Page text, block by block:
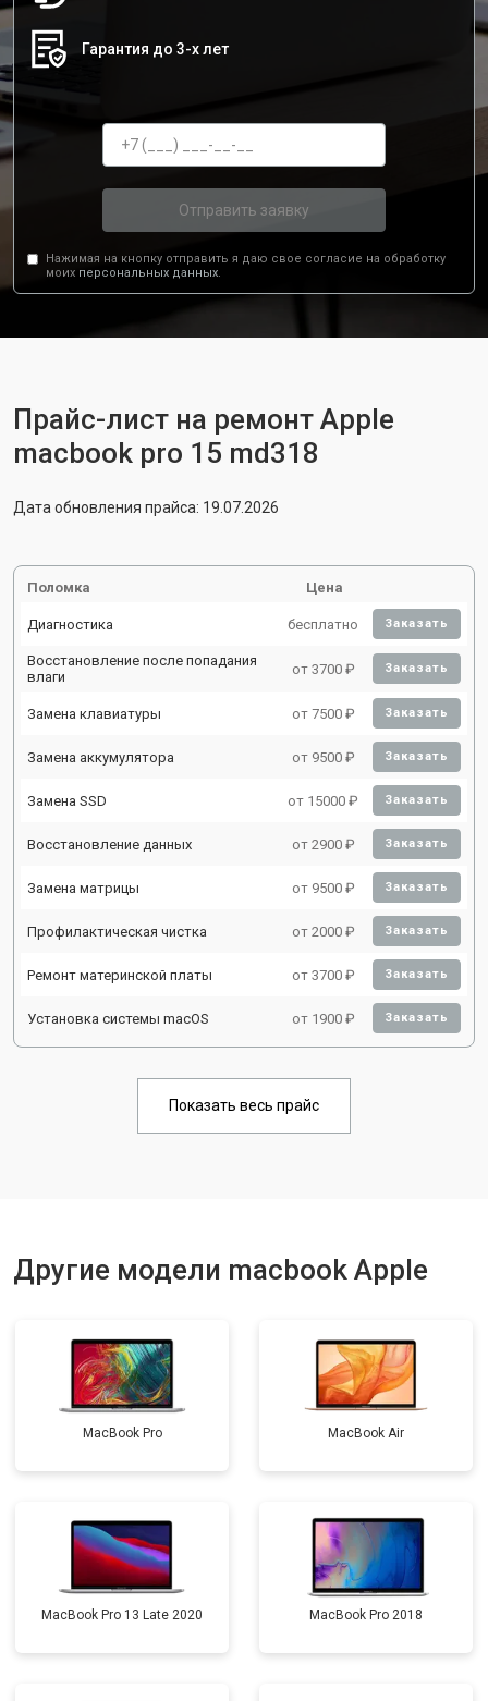
Гарантия до 3-х лет
Отправить заявку
Нажимая на кнопку отправить я даю свое согласие на обработку
моих персональных данных.
Прайс-лист на ремонт Apple
macbook pro 15 md318
Дата обновления прайса: 19.07.2026
Поломка Цена
Диагностика бесплатно Заказать
Восстановление после попадания
влаги
от 3700 ₽ Заказать
Замена клавиатуры от 7500 ₽ Заказать
Замена аккумулятора от 9500 ₽ Заказать
Замена SSD от 15000 ₽ Заказать
Восстановление данных от 2900 ₽ Заказать
Замена матрицы от 9500 ₽ Заказать
Профилактическая чистка от 2000 ₽ Заказать
Ремонт материнской платы от 3700 ₽ Заказать
Установка системы macOS от 1900 ₽ Заказать
Показать весь прайс
Другие модели macbook Apple
MacBook Pro MacBook Air
MacBook Pro 13 Late 2020 MacBook Pro 2018